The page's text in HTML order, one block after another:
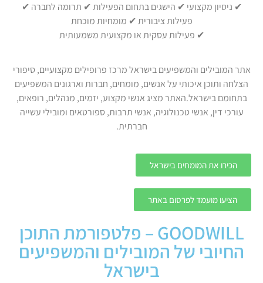
✔ ניסיון מקצועי ✔ הישגים בתחום הפעילות ✔ תרומה לחברה ✔
פעילות ציבורית ✔ מומחיות מוכחת
✔ פעילות עסקית או מקצועית משמעותית
אתר המובילים והמשפיעים בישראל מרכז פרופילים מקצועיים, סיפורי
הצלחה ותוכן איכותי על אנשים, מומחים, חברות וארגונים המשפיעים
בתחומם בישראל.האתר מציג אנשי מקצוע, יזמים, מנהלים, רופאים,
עורכי דין, אנשי טכנולוגיה, אנשי תרבות, ספורטאים ומובילי עשייה
חברתית.
הכירו את המומחים בישראל
הציעו מועמד לפרסום באתר
GOODWILL – פלטפורמת התוכן
החיובי של המובילים והמשפיעים
בישראל